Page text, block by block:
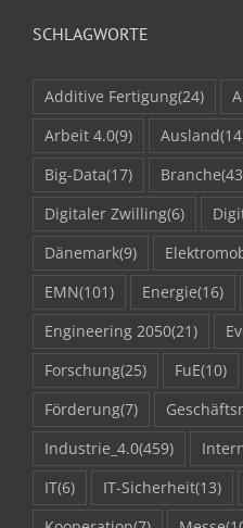
SCHLAGWORTE
Additive Fertigung(24)
Arbeit 4.0(9) Ausland
Big-Data(17) Branche
Digitaler Zwilling(6)
Dänemark(9)
EMN(101) Energie(16)
Engineering 2050(21)
Forschung(25) FuE(10)
Förderung(7)
Industrie_4.0(459)
IT(6) IT-Sicherheit(13)